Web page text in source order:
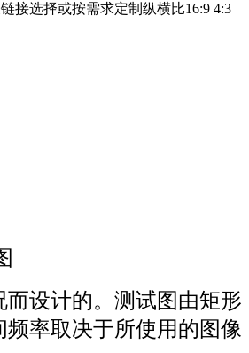
接选择或按需求定制纵横比16:9 4:3
而设计的。测试图由矩形
频率取决于所使用的图像